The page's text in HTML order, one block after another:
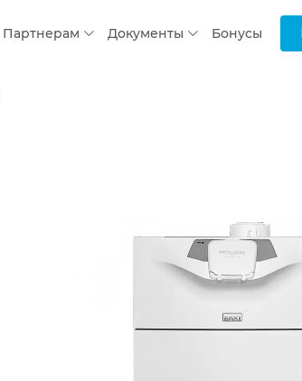
Партнерам Документы Бонусы